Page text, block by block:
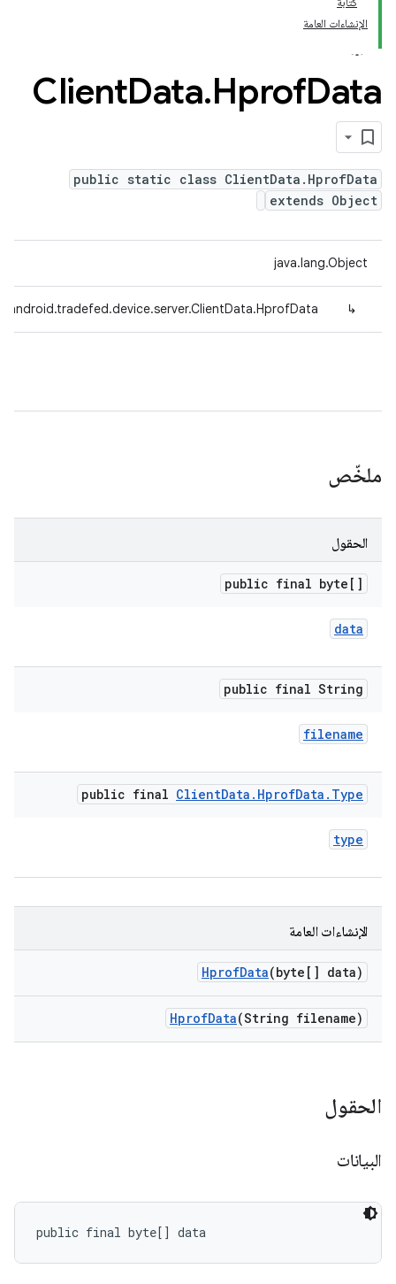
الإنشاءات العامة
ClientData.HprofData
public static class ClientData.HprofData
extends Object
java.lang.Object
↳
ملخّص
الحقول
public final byte[]
data
public final String
filename
public final ClientData . HprofData . Type
type
الإنشاءات العامة
HprofData(byte[] data)
HprofData(String filename)
الحقول
البيانات
public final byte[] data